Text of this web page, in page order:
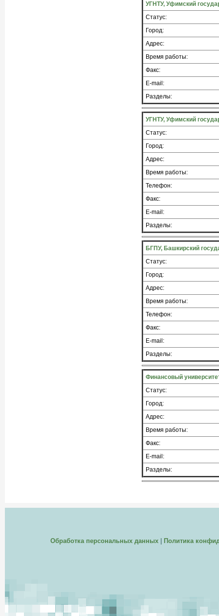
УГНТУ, Уфимский
Статус:
Город:
Адрес:
Время работы:
Факс:
E-mail:
Разделы:
УГНТУ, Уфимский
Статус:
Город:
Адрес:
Время работы:
Телефон:
Факс:
E-mail:
Разделы:
БГПУ, Башкирский
Статус:
Город:
Адрес:
Время работы:
Телефон:
Факс:
E-mail:
Разделы:
Финансовый
Статус:
Город:
Адрес:
Время работы:
Факс:
E-mail:
Разделы:
Обработка персональных данных| Политика